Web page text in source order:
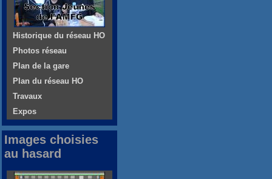
Historique du réseau HO
Photos réseau
Plan de la gare
Plan du réseau HO
Travaux
Expos
Images choisies
au hasard